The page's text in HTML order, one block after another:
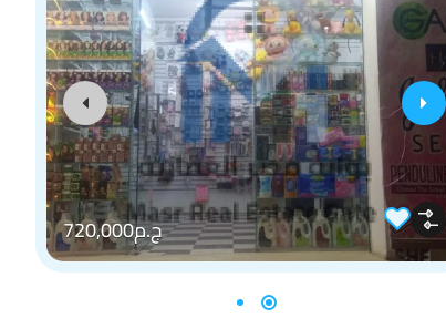
ج.م720,000